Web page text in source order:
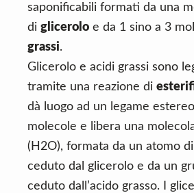
saponificabili formati da una
di glicerolo e da 1 sino a 3
grassi.
Glicerolo e acidi grassi sono
tramite una reazione di
dà luogo ad un legame
molecole e libera una
(H2O), formata da un atomo
ceduto dal glicerolo e da un
ceduto dall’acido grasso. I